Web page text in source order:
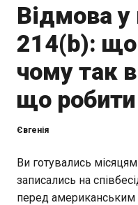
Відмова у
214(b): що
чому так
що робити
Євгенія
Ви готувались
записались на
перед американським